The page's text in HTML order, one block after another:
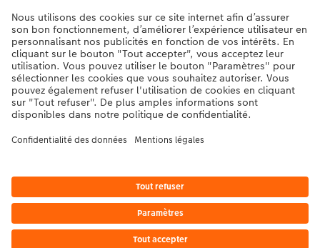
Si vous avez des questions concernant nos produits ou votre commande,
n'hésitez pas à nous contacter du lundi au dimanche, de 9h00 à 20h00
(hors jours fériés), au numéro de téléphone 043 5500 295• 7j/7 • de 9h à
20h
DE|FR|IT
conformément auxtarifs.Le produit présenté a éventuellement un prix plus élevé.
Protection des données